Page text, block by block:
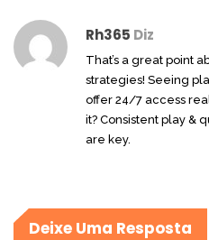
Rh365 Diz
That’s a great point
strategies! Seeing
offer 24/7 access
it? Consistent play &
are key.
Deixe Uma Resposta